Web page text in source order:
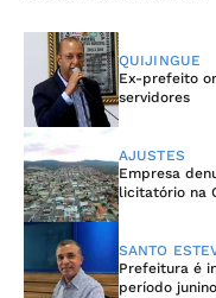
QUIJINGUE
Ex-prefeito
servidores
AJUSTES
Empresa
licitatório na
SANTO
Prefeitura é
período junino